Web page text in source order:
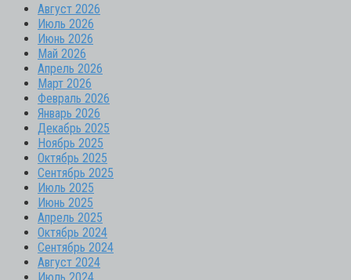
Август 2026
Июль 2026
Июнь 2026
Май 2026
Апрель 2026
Март 2026
Февраль 2026
Январь 2026
Декабрь 2025
Ноябрь 2025
Октябрь 2025
Сентябрь 2025
Июль 2025
Июнь 2025
Апрель 2025
Октябрь 2024
Сентябрь 2024
Август 2024